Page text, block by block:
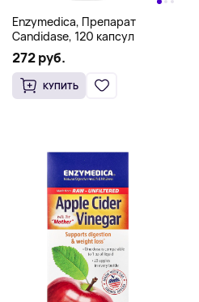
Enzymedica, Препарат
Candidase, 120 капсул
272 руб.
КУПИТЬ